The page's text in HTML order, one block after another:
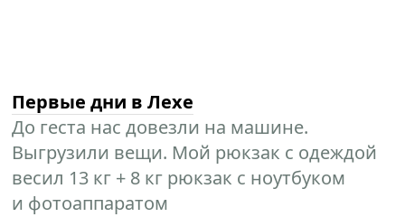
Первые дни в Лехе
До геста нас довезли на машине.
Выгрузили вещи. Мой рюкзак с одеждой
весил 13 кг + 8 кг рюкзак с ноутбуком
и фотоаппаратом